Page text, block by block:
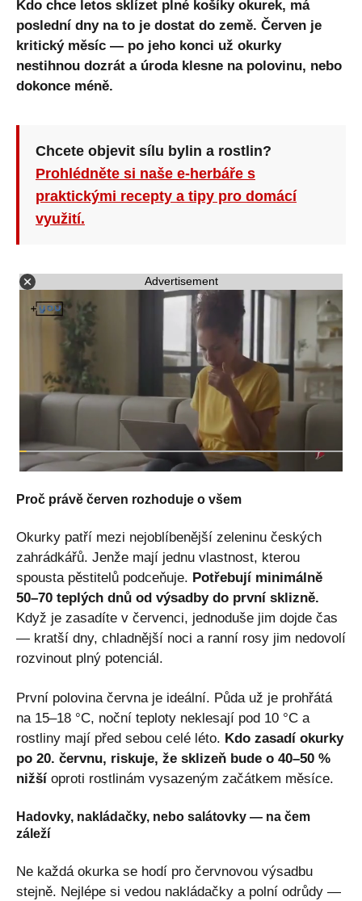
Kdo chce letos sklízet plné košíky okurek, má
poslední dny na to je dostat do země. Červen je
kritický měsíc — po jeho konci už okurky
nestihnou dozrát a úroda klesne na polovinu, nebo
dokonce méně.
Chcete objevit sílu bylin a rostlin?
Prohlédněte si naše e-herbáře s
praktickými recepty a tipy pro domácí
využití.
Advertisement
Proč právě červen rozhoduje o všem
Okurky patří mezi nejoblíbenější zeleninu českých
zahrádkářů. Jenže mají jednu vlastnost, kterou
spousta pěstitelů podceňuje. Potřebují minimálně
50–70 teplých dnů od výsadby do první sklizně.
Když je zasadíte v červenci, jednoduše jim dojde čas
— kratší dny, chladnější noci a ranní rosy jim nedovolí
rozvinout plný potenciál.
První polovina června je ideální. Půda už je prohřátá
na 15–18 °C, noční teploty neklesají pod 10 °C a
rostliny mají před sebou celé léto. Kdo zasadí okurky
po 20. červnu, riskuje, že sklizeň bude o 40–50 %
nižší oproti rostlinám vysazeným začátkem měsíce.
Hadovky, nakládačky, nebo salátovky — na čem
záleží
Ne každá okurka se hodí pro červnovou výsadbu
stejně. Nejlépe si vedou nakládačky a polní odrůdy —